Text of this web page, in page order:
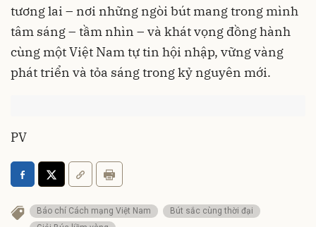
tương lai – nơi những ngòi bút mang trong mình
tâm sáng – tầm nhìn – và khát vọng đồng hành
cùng một Việt Nam tự tin hội nhập, vững vàng
phát triển và tỏa sáng trong kỷ nguyên mới.
PV
Báo chí Cách mạng Việt Nam
Bút sắc cùng thời đại